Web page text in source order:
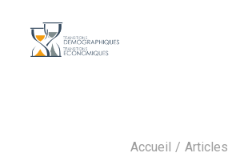
Accueil
Articles